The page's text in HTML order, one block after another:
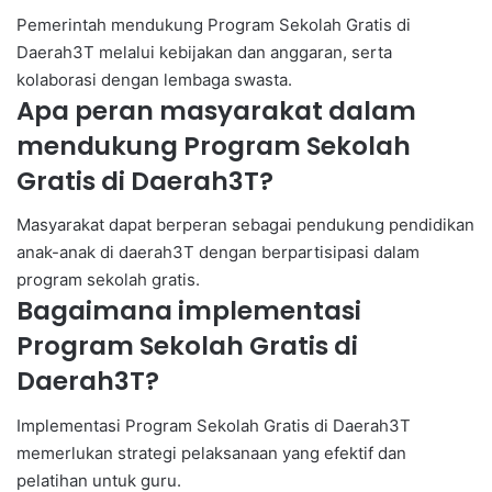
Pemerintah mendukung Program Sekolah Gratis di
Daerah3T melalui kebijakan dan anggaran, serta
kolaborasi dengan lembaga swasta.
Apa peran masyarakat dalam
mendukung Program Sekolah
Gratis di Daerah3T?
Masyarakat dapat berperan sebagai pendukung pendidikan
anak-anak di daerah3T dengan berpartisipasi dalam
program sekolah gratis.
Bagaimana implementasi
Program Sekolah Gratis di
Daerah3T?
Implementasi Program Sekolah Gratis di Daerah3T
memerlukan strategi pelaksanaan yang efektif dan
pelatihan untuk guru.